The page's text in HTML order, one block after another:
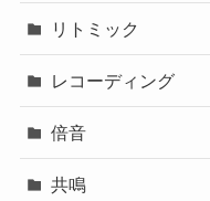
リトミック
レコーディング
倍音
共鳴